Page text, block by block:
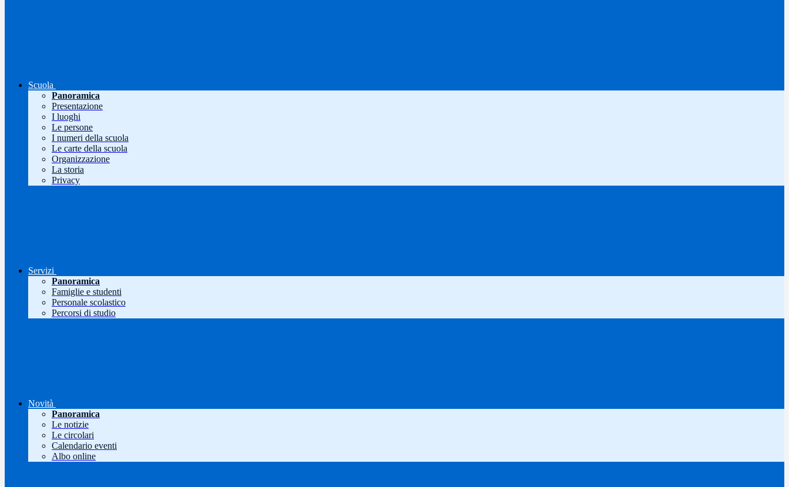
Scuola
Panoramica
Presentazione
I luoghi
Le persone
I numeri della scuola
Le carte della scuola
Organizzazione
La storia
Privacy
Servizi
Panoramica
Famiglie e studenti
Personale scolastico
Percorsi di studio
Novità
Panoramica
Le notizie
Le circolari
Calendario eventi
Albo online